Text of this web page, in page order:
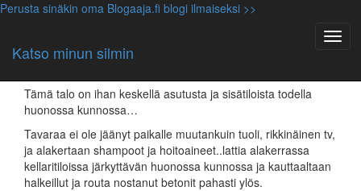
Perusta sinäkin oma Blogaaja.fi blogi ilmaiseksi >>
Katso minun silmin
Yleinen
Autiotalo asutuksen keskellä
Tämä talo on ihan keskellä asutusta ja sisätiloista todella
huonossa kunnossa…
Tavaraa ei ole jäänyt paikalle muutankuin tuoli, rikkinäinen tv,
ja alakertaan shampoot ja hoitoaineet..lattia alakerrassa
kellaritiloissa järkyttävän huonossa kunnossa ja kauttaaltaan
halkeillut ja routa nostanut betonit pahasti ylös.